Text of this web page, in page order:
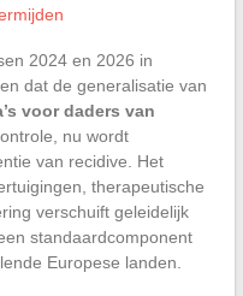
2024 en 2026 in
dat de generalisatie van
voor daders van
nu wordt
van recidive. Het
therapeutische
verschuift geleidelijk
standaardcomponent
Europese landen.